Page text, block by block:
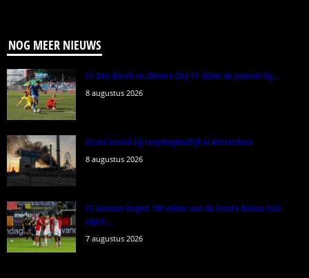
NOG MEER NIEUWS
FC Den Bosch en Almere City FC delen de punten bij...
8 augustus 2026
Grote brand bij recyclingbedrijf in Rotterdam
8 augustus 2026
FC Emmen begint 70e editie van de Eerste Divisie met
nipte...
7 augustus 2026